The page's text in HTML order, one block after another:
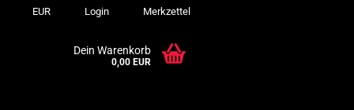
EUR Login Merkzettel
Dein Warenkorb
0,00 EUR